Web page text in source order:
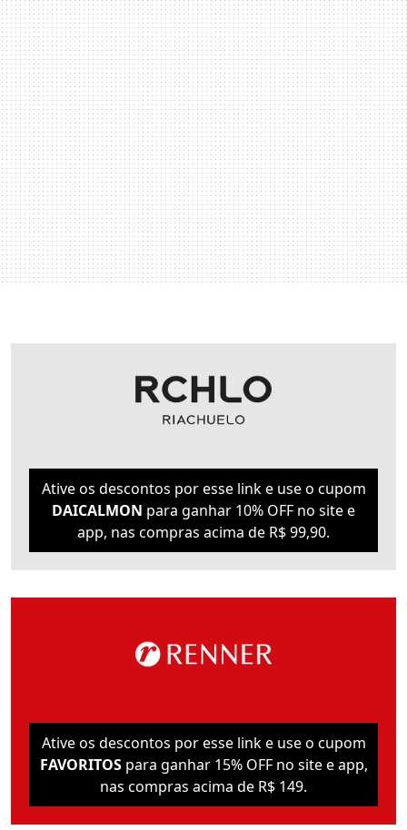
Ative os descontos por esse link e use o cupom
DAICALMON para ganhar 10% OFF no site e
app, nas compras acima de R$ 99,90.
Ative os descontos por esse link e use o cupom
FAVORITOSpara ganhar 15% OFF no site e app,
nas compras acima de R$ 149.